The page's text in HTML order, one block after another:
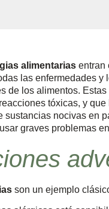
alimentarias entran
las enfermedades
de los alimentos.
tóxicas, y
sustancias nocivas en
graves problemas
son un ejemplo